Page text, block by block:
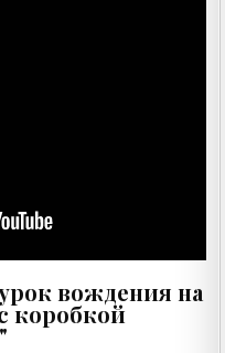
вождения на
коробкой